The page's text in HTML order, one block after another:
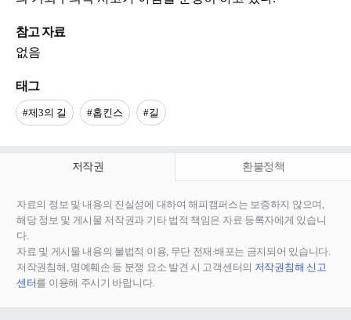
참고 자료
없음
태그
#제3의 길 #홉킨스 #길
저작권 환불정책
자료의 정보 및 내용의 진실성에 대하여 해피캠퍼스는 보증하지 않으며,
해당 정보 및 게시물 저작권과 기타 법적 책임은 자료 등록자에게 있습니
다.
자료 및 게시물 내용의 불법적 이용, 무단 전재∙배포는 금지되어 있습니다.
저작권침해, 명예훼손 등 분쟁 요소 발견 시 고객센터의 저작권침해 신고
센터를 이용해 주시기 바랍니다.